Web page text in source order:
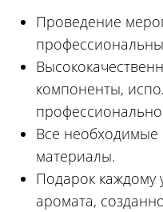
Проведение
компоненты,
Все необходимые
материалы.
Подарок каждому
аромата,